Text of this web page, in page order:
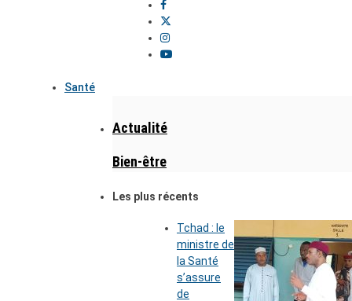
Santé
Actualité
Bien-être
Les plus récents
Tchad : le
ministre de
la Santé
s’assure
de